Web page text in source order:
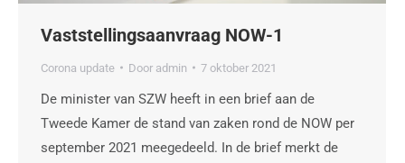
Vaststellingsaanvraag NOW-1
Corona update Door admin 7 oktober 2021
De minister van SZW heeft in een brief aan de
Tweede Kamer de stand van zaken rond de NOW per
september 2021 meegedeeld. In de brief merkt de